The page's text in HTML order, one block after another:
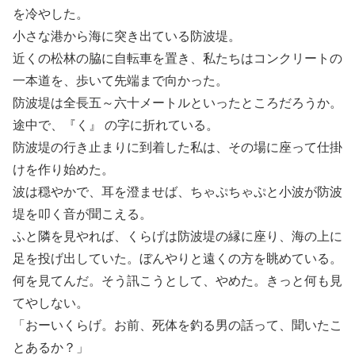
を冷やした。
小さな港から海に突き出ている防波堤。
近くの松林の脇に自転車を置き、私たちはコンクリートの
一本道を、歩いて先端まで向かった。
防波堤は全長五～六十メートルといったところだろうか。
途中で、『く』 の字に折れている。
防波堤の行き止まりに到着した私は、その場に座って仕掛
けを作り始めた。
波は穏やかで、耳を澄ませば、ちゃぷちゃぷと小波が防波
堤を叩く音が聞こえる。
ふと隣を見やれば、くらげは防波堤の縁に座り、海の上に
足を投げ出していた。ぼんやりと遠くの方を眺めている。
何を見てんだ。そう訊こうとして、やめた。きっと何も見
てやしない。
「おーいくらげ。お前、死体を釣る男の話って、聞いたこ
とあるか？」